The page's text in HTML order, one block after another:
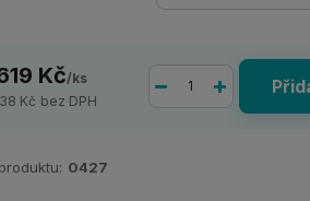
Kč/ks
Kč bez DPH
0427